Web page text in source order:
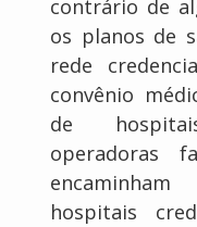
contrário de
os planos de
rede
convênio
de
operadoras
hospitais